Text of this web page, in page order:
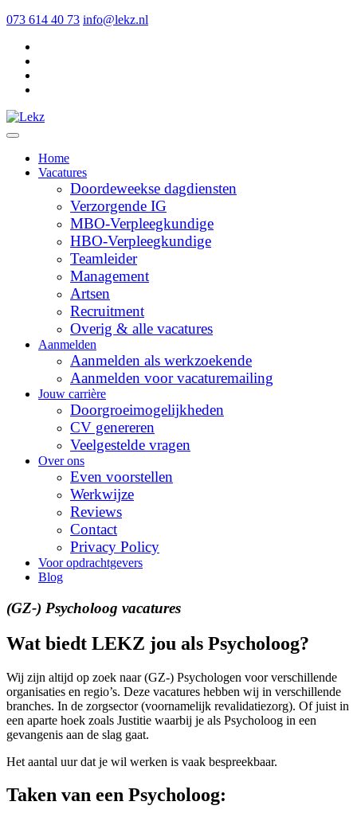
073 614 40 73 info@lekz.nl
Home
Vacatures
Doordeweekse dagdiensten
Verzorgende IG
MBO-Verpleegkundige
HBO-Verpleegkundige
Teamleider
Management
Artsen
Recruitment
Overig & alle vacatures
Aanmelden
Aanmelden als werkzoekende
Aanmelden voor vacaturemailing
Jouw carrière
Doorgroeimogelijkheden
CV genereren
Veelgestelde vragen
Over ons
Even voorstellen
Werkwijze
Reviews
Contact
Privacy Policy
Voor opdrachtgevers
Blog
(GZ-) Psycholoog vacatures
Wat biedt LEKZ jou als Psycholoog?
Wij zijn altijd op zoek naar (GZ-) Psychologen voor verschillende
organisaties en regio’s. Deze vacatures hebben wij in verschillende
branches. In de zorgsector (voornamelijk revalidatiezorg). Of juist in
een aparte hoek zoals Justitie waarbij je als Psycholoog in een
gevangenis aan de slag gaat.
Het aantal uur dat je wil werken is vaak bespreekbaar.
Taken van een Psycholoog: